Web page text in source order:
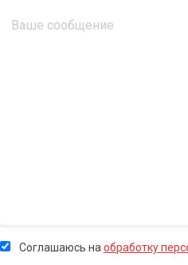
Соглашаюсь на обработку